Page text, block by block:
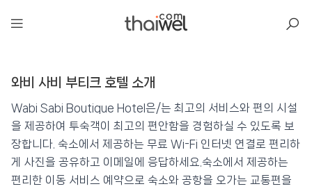
와비 사비 부티크 호텔
📍 푸켓★★★★ ⭐ 8.7
💰 최저가 확인 · 예약하기
와비 사비 부티크 호텔 소개
Wabi Sabi Boutique Hotel은/는 최고의 서비스와 편의 시설
을 제공하여 투숙객이 최고의 편안함을 경험하실 수 있도록 보
장합니다. 숙소에서 제공하는 무료 Wi-Fi 인터넷 연결로 편리하
게 사진을 공유하고 이메일에 응답하세요.숙소에서 제공하는
편리한 이동 서비스 예약으로 숙소와 공항을 오가는 교통편을